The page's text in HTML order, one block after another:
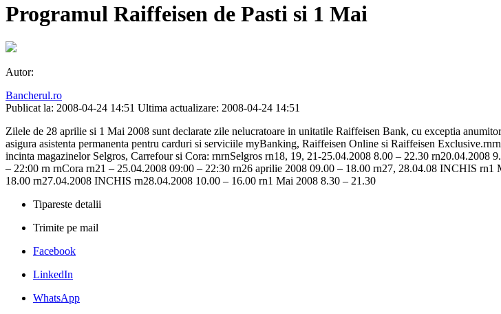
Programul Raiffeisen de Pasti si 1 Mai
Autor:
Bancherul.ro
Publicat la: 2008-04-24 14:51 Ultima actualizare: 2008-04-24 14:51
Zilele de 28 aprilie si 1 Mai 2008 sunt declarate zile nelucratoare in unitatile Raiffeisen Bank, cu exceptia
asigura asistenta permanenta pentru carduri si serviciile myBanking, Raiffeisen Online si Raiffeisen
incinta magazinelor Selgros, Carrefour si Cora: rnrnSelgros rn18, 19, 21-25.04.2008 8.00 – 22.30
– 22:00 rn rnCora rn21 – 25.04.2008 09:00 – 22:30 rn26 aprilie 2008 09.00 – 18.00 rn27, 28.04.08 INCHIS
18.00 rn27.04.2008 INCHIS rn28.04.2008 10.00 – 16.00 rn1 Mai 2008 8.30 – 21.30
Tipareste detalii
Trimite pe mail
Facebook
LinkedIn
WhatsApp